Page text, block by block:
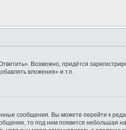
Возможно, придётся
вложения» и т.п.
сообщения. Вы можете перейти к
то под ним появится небольшая